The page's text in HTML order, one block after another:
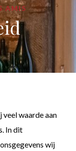
AMIS
waarde aan
In dit
wij